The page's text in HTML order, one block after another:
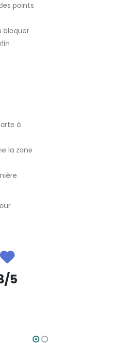
points
bloquer
à
la zone
5